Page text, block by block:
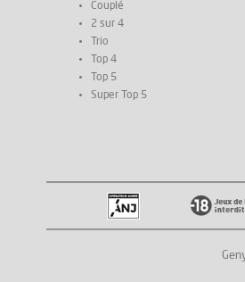
Couplé
2 sur 4
Trio
Top 4
Top 5
Super Top 5